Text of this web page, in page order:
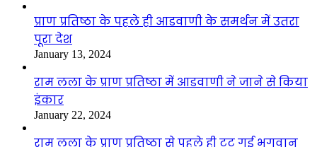
प्राण प्रतिष्ठा के पहले ही आडवाणी के समर्थन में उतरा
पूरा देश
January 13, 2024
राम लला के प्राण प्रतिष्ठा में आडवाणी ने जाने से किया
इंकार
January 22, 2024
राम लला के प्राण प्रतिष्ठा से पहले ही टूट गई भगवान